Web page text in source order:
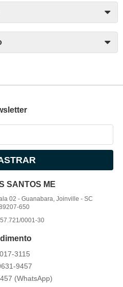
SANTOS ME
02 -Guanabara, Joinville -SC
650
0001-30
017-3115
9457
(WhatsApp)